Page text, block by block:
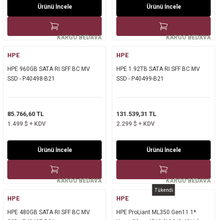
Ürünü İncele Ürünü İncele
KARGO BEDAVA
HPE
HPE 960GB SATA RI SFF BC MV
SSD - P40498-B21
85.766,60 TL
1.499 $ + KDV
Ürünü İncele
KARGO BEDAVA
HPE
HPE 1.92TB SATA RI SFF BC MV
SSD - P40499-B21
131.539,31 TL
2.299 $ + KDV
Ürünü İncele
KARGO BEDAVA
HPE
HPE 480GB SATA RI SFF BC MV
Tükendi
KARGO BEDAVA
HPE
HPE ProLiant ML350 Gen11 1*